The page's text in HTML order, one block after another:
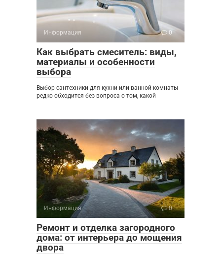
Информация 0
Как выбрать смеситель: виды,
материалы и особенности
выбора
Выбор сантехники для кухни или ванной комнаты
редко обходится без вопроса о том, какой
Информация 0
Ремонт и отделка загородного
дома: от интерьера до мощения
двора